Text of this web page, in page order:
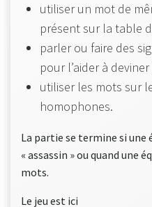
utiliser un mot de
présent sur la table
parler ou faire des
pour l’aider à
utiliser les mots sur
homophones.
La partie se termine si une
« assassin » ou quand une
mots.
Le jeu est ici